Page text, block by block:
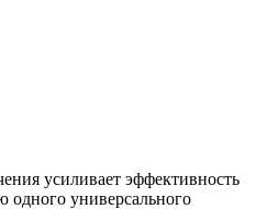
усиливает эффективность
одного универсального